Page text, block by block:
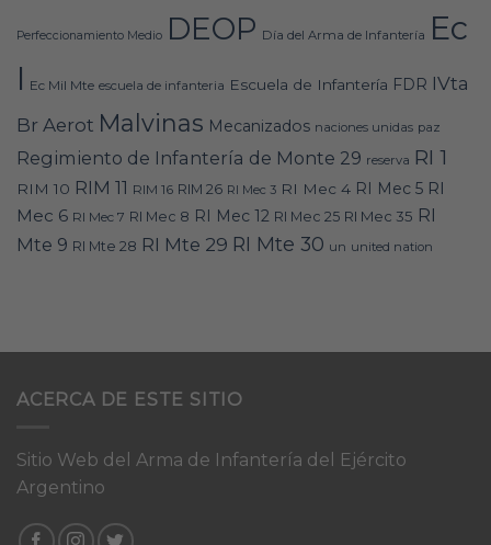
Perfeccionamiento Medio DEOP Día del Arma de Infantería Ec
I Ec Mil Mte escuela de infanteria Escuela de Infantería FDR IVta
Br Aerot Malvinas Mecanizados naciones unidas paz
Regimiento de Infantería de Monte 29 reserva RI 1
RIM 10 RIM 11 RIM 16 RIM 26 RI Mec 3 RI Mec 4 RI Mec 5 RI
Mec 6 RI Mec 7 RI Mec 8 RI Mec 12 RI Mec 25 RI Mec 35 RI
Mte 9 RI Mte 28 RI Mte 29 RI Mte 30 un united nation
ACERCA DE ESTE SITIO
Sitio Web del Arma de Infantería del Ejército
Argentino